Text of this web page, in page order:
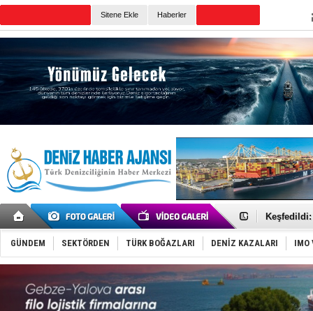
Sitene Ekle Haberler
D-Marin,
Van’da
ASEAN ilk
TAYK -
İstanbul
Tersane
GÜNDEM SEKTÖRDEN TÜRK BOĞAZLARI DENİZ KAZALARI IMO